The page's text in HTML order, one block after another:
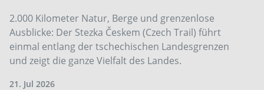
2.000 Kilometer Natur, Berge und grenzenlose
Ausblicke: Der Stezka Českem (Czech Trail) führt
einmal entlang der tschechischen Landesgrenzen
und zeigt die ganze Vielfalt des Landes.
21. Jul 2026